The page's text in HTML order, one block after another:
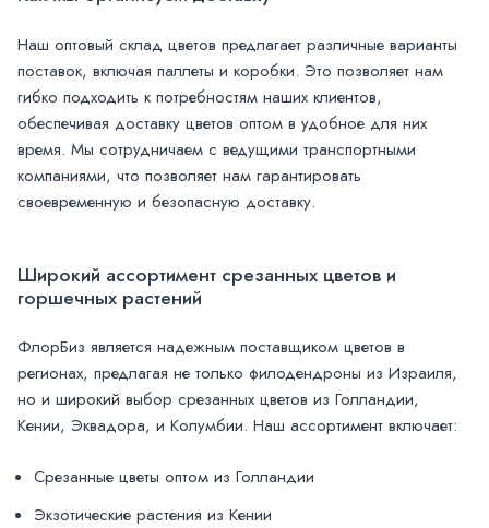
Наш оптовый склад цветов предлагает различные варианты
поставок, включая паллеты и коробки. Это позволяет нам
гибко подходить к потребностям наших клиентов,
обеспечивая доставку цветов оптом в удобное для них
время. Мы сотрудничаем с ведущими транспортными
компаниями, что позволяет нам гарантировать
своевременную и безопасную доставку.
Широкий ассортимент срезанных цветов и
горшечных растений
ФлорБиз является надежным поставщиком цветов в
регионах, предлагая не только филодендроны из Израиля,
но и широкий выбор срезанных цветов из Голландии,
Кении, Эквадора, и Колумбии. Наш ассортимент включает:
Срезанные цветы оптом из Голландии
Экзотические растения из Кении